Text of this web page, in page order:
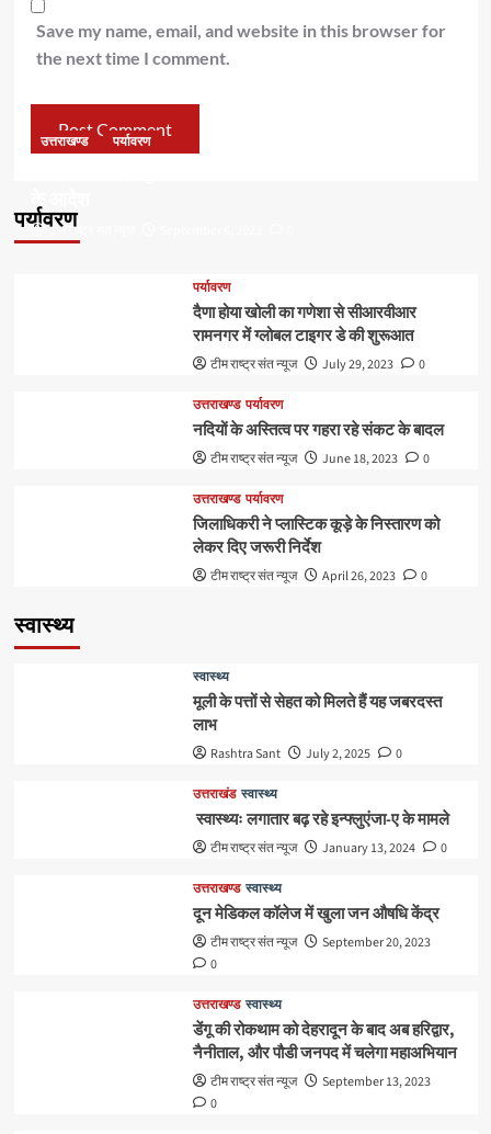
Save my name, email, and website in this browser for
the next time I comment.
पर्यावरण
उत्तराखण्ड पर्यावरण
के आदेश
टीम राष्ट्र संत न्यूज
पर्यावरण
दैणा होया खोली का गणेशा से सीआरवीआर
रामनगर में ग्लोबल टाइगर डे की शुरूआत
टीम राष्ट्र संत न्यूज July 29, 2023 0
उत्तराखण्ड पर्यावरण
नदियों के अस्तित्व पर गहरा रहे संकट के बादल
टीम राष्ट्र संत न्यूज June 18, 2023 0
उत्तराखण्ड पर्यावरण
जिलाधिकरी ने प्लास्टिक कूड़े के निस्तारण को
लेकर दिए जरूरी निर्देश
टीम राष्ट्र संत न्यूज April 26, 2023 0
स्वास्थ्य
स्वास्थ्य
मूली के पत्तों से सेहत को मिलते हैं यह जबरदस्त
लाभ
Rashtra Sant July 2, 2025 0
उत्तराखंड स्वास्थ्य
स्वास्थ्यः लगातार बढ़ रहे इन्फ्लुएंजा-ए के मामले
टीम राष्ट्र संत न्यूज January 13, 2024 0
उत्तराखण्ड स्वास्थ्य
दून मेडिकल कॉलेज में खुला जन औषधि केंद्र
टीम राष्ट्र संत न्यूज
September 20, 2023
0
उत्तराखण्ड स्वास्थ्य
डेंगू की रोकथाम को देहरादून के बाद अब हरिद्वार,
नैनीताल, और पौडी जनपद में चलेगा महाअभियान
टीम राष्ट्र संत न्यूज
September 13, 2023
0